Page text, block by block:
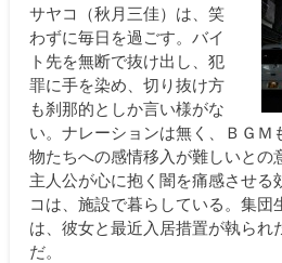
サヤコ（秋月三佳）は、笑
わずに毎日を過ごす。バイ
ト先を無断で抜け出し、犯
罪に手を染め、切り抜け方
も刹那的としか言い様がな
い。ナレーションは無く、ＢＧＭ
物たちへの感情移入が難しいとの
主人公が心に抱く闇を痛感させる
コは、施設で暮らしている。集団
は、彼女と最近入居措置が執られ
だ。